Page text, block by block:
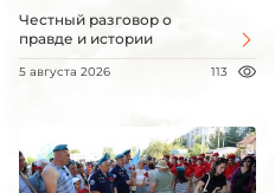
Честный разговор о
правде и истории
5 августа 2026 113